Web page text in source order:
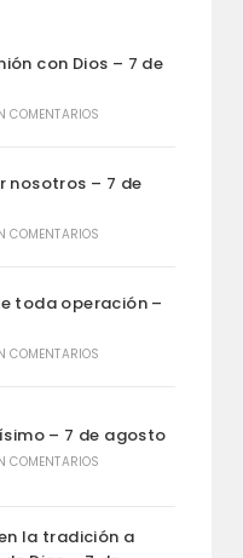
con Dios – 7 de
COMENTARIOS
nosotros – 7 de
COMENTARIOS
toda operación –
COMENTARIOS
– 7 de agosto
COMENTARIOS
la tradición a